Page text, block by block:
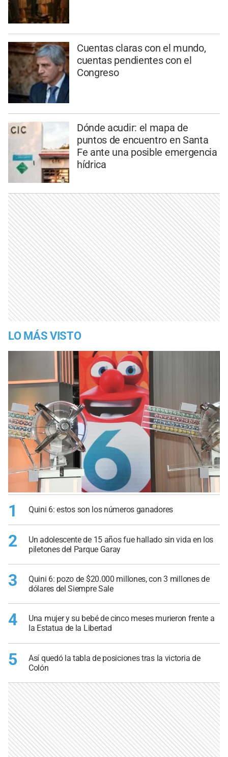
Cuentas claras con el mundo,
cuentas pendientes con el
Congreso
Dónde acudir: el mapa de
puntos de encuentro en Santa
Fe ante una posible emergencia
hídrica
LO MÁS VISTO
1 Quini 6: estos son los números ganadores
2
Un adolescente de 15 años fue hallado sin vida en los
piletones del Parque Garay
3
Quini 6: pozo de $20.000 millones, con 3 millones de
dólares del Siempre Sale
4
Una mujer y su bebé de cinco meses murieron frente a
la Estatua de la Libertad
5
Así quedó la tabla de posiciones tras la victoria de
Colón